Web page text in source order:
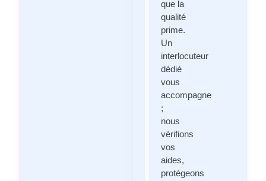
que la
qualité
prime.
Un
interlocuteur
dédié
vous
accompagne
;
nous
vérifions
vos
aides,
protégeons